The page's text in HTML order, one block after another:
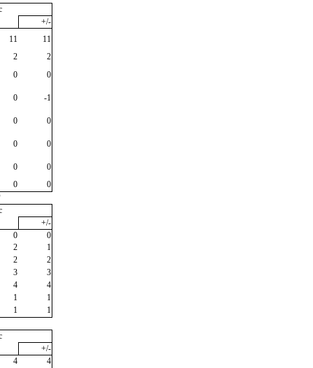
+/-
11
11
2
2
0
0
0
-1
0
0
0
0
0
0
0
0
+/-
0
0
2
1
2
2
3
3
4
4
1
1
1
1
+/-
4 4